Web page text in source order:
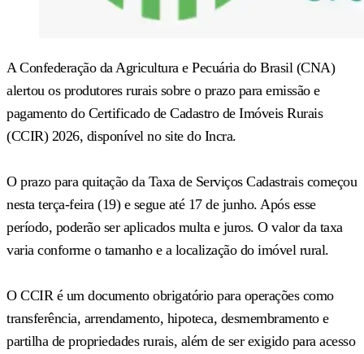
A Confederação da Agricultura e Pecuária do Brasil (CNA)
alertou os produtores rurais sobre o prazo para emissão e
pagamento do Certificado de Cadastro de Imóveis Rurais
(CCIR) 2026, disponível no site do Incra.
O prazo para quitação da Taxa de Serviços Cadastrais começou
nesta terça-feira (19) e segue até 17 de junho. Após esse
período, poderão ser aplicados multa e juros. O valor da taxa
varia conforme o tamanho e a localização do imóvel rural.
O CCIR é um documento obrigatório para operações como
transferência, arrendamento, hipoteca, desmembramento e
partilha de propriedades rurais, além de ser exigido para acesso